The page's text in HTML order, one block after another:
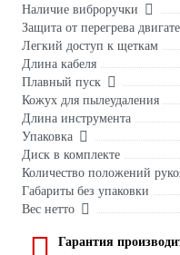
Наличие виброручки
Защита от перегрева
Легкий доступ к щеткам
Длина кабеля
Плавный пуск
Кожух для пылеудаления
Длина инструмента
Упаковка
Диск в комплекте
Количество положений
Габариты без упаковки
Вес нетто
Гарантия